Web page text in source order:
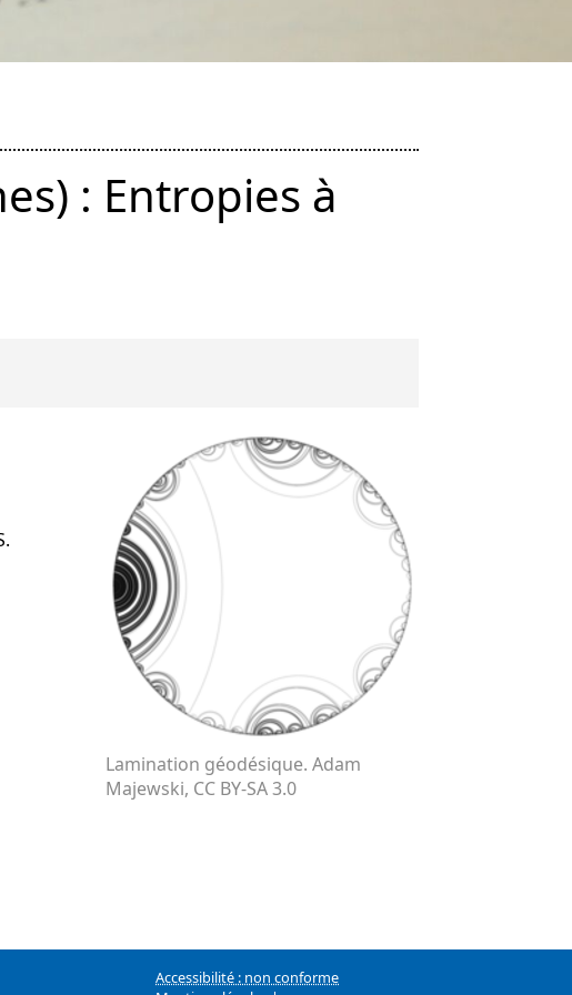
: Entropies à
Lamination géodésique. Adam
Majewski, CC BY-SA 3.0
Accessibilité : non conforme